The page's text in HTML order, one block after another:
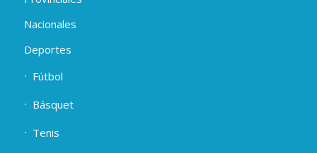
Nacionales
Deportes
Fútbol
Básquet
Tenis